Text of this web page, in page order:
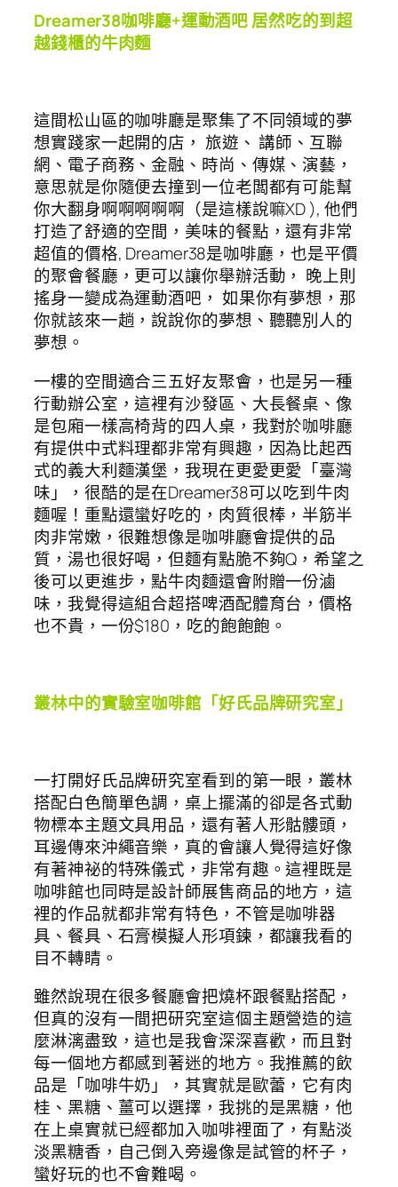
Dreamer38咖啡廳+運動酒吧 居然吃的到超
越錢櫃的牛肉麵
這間松山區的咖啡廳是聚集了不同領域的夢
想實踐家一起開的店， 旅遊、 講師、互聯
網、電子商務、金融、時尚、傳媒、演藝，
意思就是你隨便去撞到一位老闆都有可能幫
你大翻身啊啊啊啊啊（是這樣說嘛XD ), 他們
打造了舒適的空間，美味的餐點，還有非常
超值的價格, Dreamer38是咖啡廳，也是平價
的聚會餐廳，更可以讓你舉辦活動， 晚上則
搖身一變成為運動酒吧， 如果你有夢想，那
你就該來一趟，說說你的夢想、聽聽別人的
夢想。
一樓的空間適合三五好友聚會，也是另一種
行動辦公室，這裡有沙發區、大長餐桌、像
是包廂一樣高椅背的四人桌，我對於咖啡廳
有提供中式料理都非常有興趣，因為比起西
式的義大利麵漢堡，我現在更愛更愛「臺灣
味」，很酷的是在Dreamer38可以吃到牛肉
麵喔！重點還蠻好吃的，肉質很棒，半筋半
肉非常嫩，很難想像是咖啡廳會提供的品
質，湯也很好喝，但麵有點脆不夠Q，希望之
後可以更進步，點牛肉麵還會附贈一份滷
味，我覺得這組合超搭啤酒配體育台，價格
也不貴，一份$180，吃的飽飽飽。
叢林中的實驗室咖啡館「好氏品牌研究室」
一打開好氏品牌研究室看到的第一眼，叢林
搭配白色簡單色調，桌上擺滿的卻是各式動
物標本主題文具用品，還有著人形骷髏頭，
耳邊傳來沖繩音樂，真的會讓人覺得這好像
有著神祕的特殊儀式，非常有趣。這裡既是
咖啡館也同時是設計師展售商品的地方，這
裡的作品就都非常有特色，不管是咖啡器
具、餐具、石膏模擬人形項鍊，都讓我看的
目不轉睛。
雖然說現在很多餐廳會把燒杯跟餐點搭配，
但真的沒有一間把研究室這個主題營造的這
麼淋漓盡致，這也是我會深深喜歡，而且對
每一個地方都感到著迷的地方。我推薦的飲
品是「咖啡牛奶」，其實就是歐蕾，它有肉
桂、黑糖、薑可以選擇，我挑的是黑糖，他
在上桌實就已經都加入咖啡裡面了，有點淡
淡黑糖香，自己倒入旁邊像是試管的杯子，
蠻好玩的也不會難喝。